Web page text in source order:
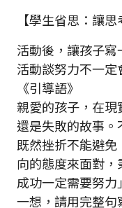
【學生省思：讓思
活動後，讓孩子
活動談努力不一定
《引導語》
親愛的孩子，在
還是失敗的故事。
既然挫折不能避
向的態度來面對
成功一定需要努
一想，請用完整句